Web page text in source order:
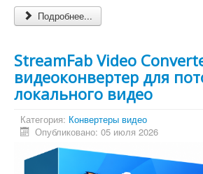
Подробнее...
StreamFab Video
видеоконвертер для
локального видео
Категория: Конвертеры видео
Опубликовано: 05 июля 2026